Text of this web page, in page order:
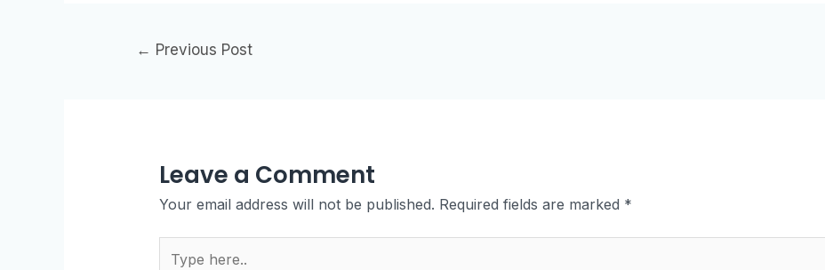
← Previous Post
Leave a Comment
Your email address will not be published. Required fields are marked *